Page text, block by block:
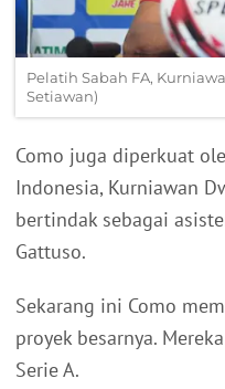
Pelatih Sabah FA,
Setiawan)
Como juga diperkuat
Indonesia, Kurniawan
bertindak sebagai
Gattuso.
Sekarang ini Como
proyek besarnya.
Serie A.